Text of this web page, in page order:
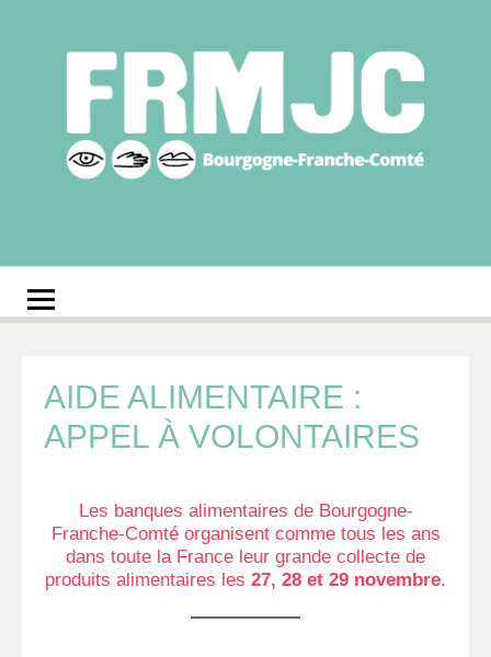
régionale des MJC
Bourgogne-Franche-
AIDE ALIMENTAIRE :
APPEL À VOLONTAIRES
Les banques alimentaires de Bourgogne-
Franche-Comté organisent comme tous les ans
dans toute la France leur grande collecte de
produits alimentaires les 27, 28 et 29 novembre.